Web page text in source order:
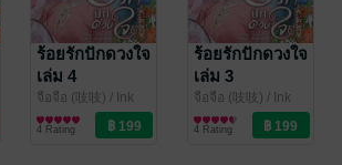
ร้อยรักปักดวงใจ
เล่ม 4
จือจือ (吱吱) / Ink
Stone
นิยายรักจีนโบราณ
4 Rating
ร้อยรักปักดวงใจ
เล่ม 3
จือจือ (吱吱) / Ink
Stone
นิยายรักจีนโบราณ
4 Rating